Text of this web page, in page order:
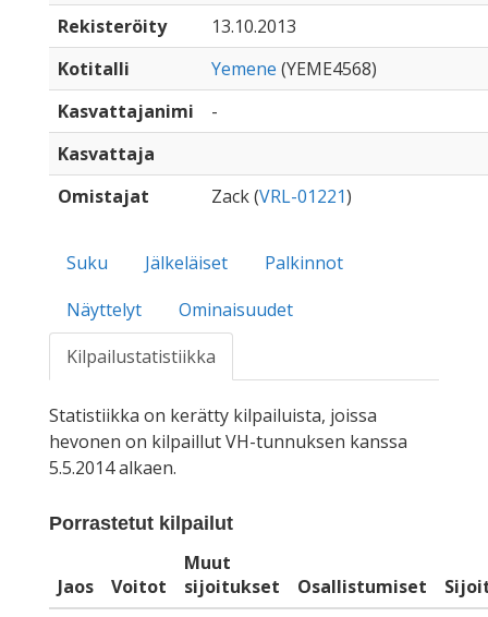
Rekisteröity
13.10.2013
Kotitalli
Yemene (YEME4568)
Kasvattajanimi
-
Kasvattaja
Omistajat
Zack (VRL-01221)
Suku Jälkeläiset
Palkinnot
Näyttelyt
Ominaisuudet
Kilpailustatistiikka
Statistiikka on kerätty kilpailuista, joissa
hevonen on kilpaillut VH-tunnuksen kanssa
5.5.2014 alkaen.
Porrastetut kilpailut
Jaos Voitot
Muut
sijoitukset
Osallistumiset